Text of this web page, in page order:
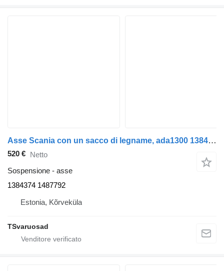
Asse Scania con un sacco di legname, ada1300 1384374 per trattore stradale Scania P94
520 € Netto
Sospensione - asse
1384374 1487792
Estonia, Kõrveküla
TSvaruosad